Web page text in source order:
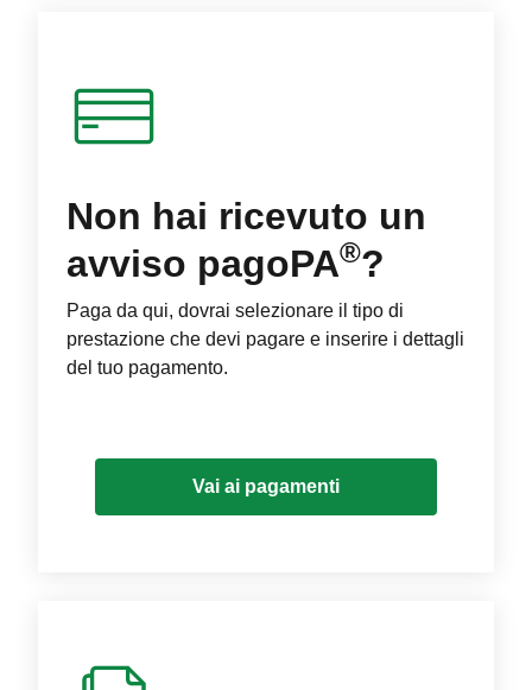
Non hai ricevuto un
avviso pagoPA®?
Paga da qui, dovrai selezionare il tipo di
prestazione che devi pagare e inserire i dettagli
del tuo pagamento.
Vai ai pagamenti